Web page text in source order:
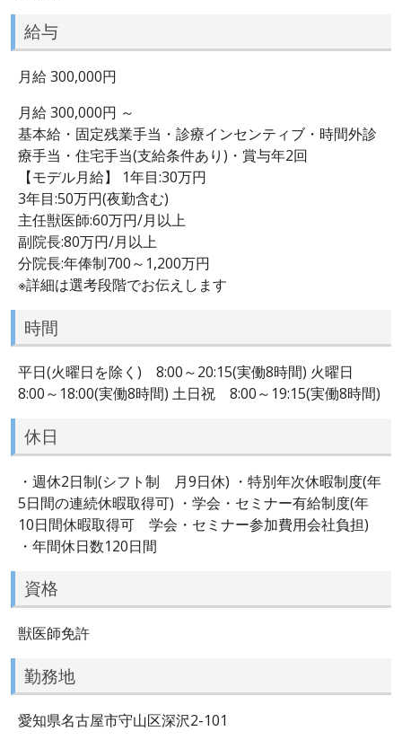
給与
月給 300,000円
月給 300,000円 ～
基本給・固定残業手当・診療インセンティブ・時間外診
療手当・住宅手当(支給条件あり)・賞与年2回
【モデル月給】 1年目:30万円
3年目:50万円(夜勤含む)
主任獣医師:60万円/月以上
副院長:80万円/月以上
分院長:年俸制700～1,200万円
※詳細は選考段階でお伝えします
時間
平日(火曜日を除く) 8:00～20:15(実働8時間) 火曜日
8:00～18:00(実働8時間) 土日祝 8:00～19:15(実働8時間)
休日
・週休2日制(シフト制 月9日休) ・特別年次休暇制度(年
5日間の連続休暇取得可) ・学会・セミナー有給制度(年
10日間休暇取得可 学会・セミナー参加費用会社負担)
・年間休日数120日間
資格
獣医師免許
勤務地
愛知県名古屋市守山区深沢2-101